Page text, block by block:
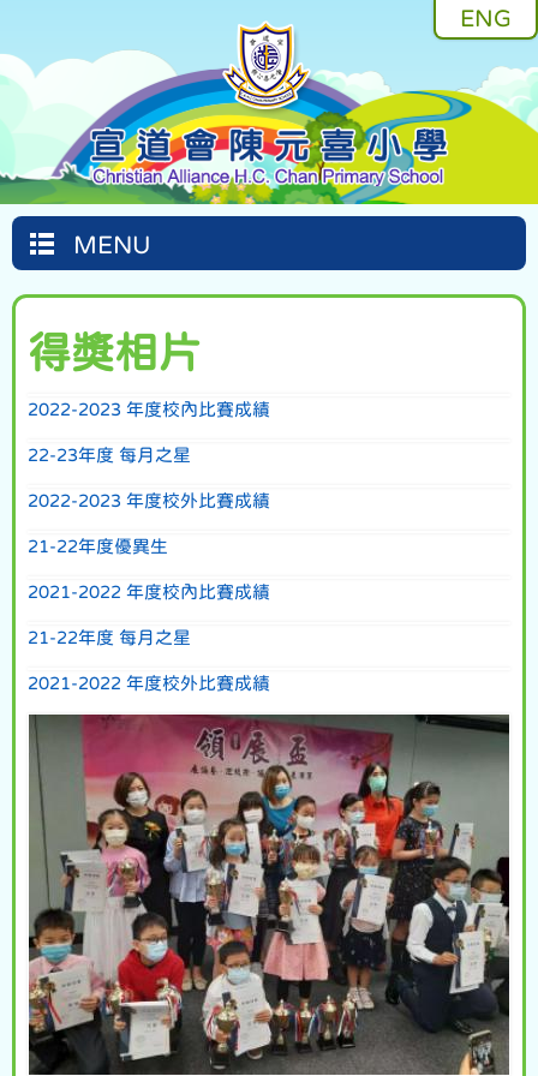
ENG
MENU
得獎相片
2022-2023 年度校內比賽成績
22-23年度 每月之星
2022-2023 年度校外比賽成績
21-22年度優異生
2021-2022 年度校內比賽成績
21-22年度 每月之星
2021-2022 年度校外比賽成績